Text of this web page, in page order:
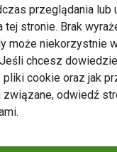
przeglądania lub
tej stronie. Brak
może niekorzystnie
chcesz
pliki cookie oraz jak
odwiedź
Miejskiego w
44
60-770 Poznań